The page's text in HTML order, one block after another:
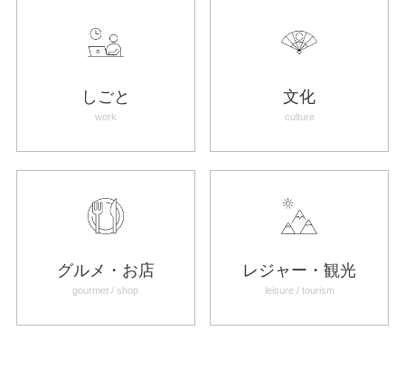
しごと
work
文化
culture
グルメ・お店
gourmet / shop
レジャー・観光
leisure / tourism